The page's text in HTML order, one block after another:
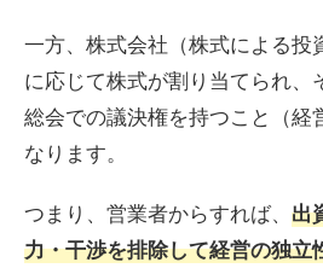
一方、株式会社（株式による投
に応じて株式が割り当てられ、
総会での議決権を持つこと（経
なります。
つまり、営業者からすれば、 出
力・干渉を排除して経営の独立